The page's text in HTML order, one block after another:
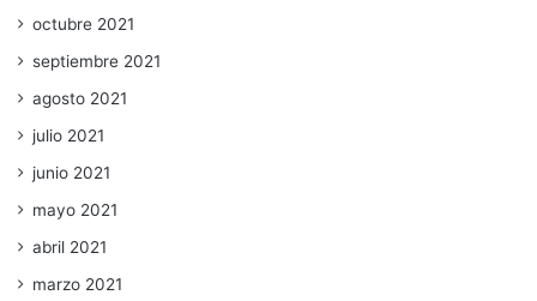
octubre 2021
septiembre 2021
agosto 2021
julio 2021
junio 2021
mayo 2021
abril 2021
marzo 2021